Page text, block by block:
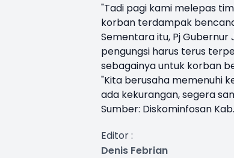
"Tadi pagi kami melepas
korban terdampak
Sementara itu, Pj
pengungsi harus terus
sebagainya untuk korban
"Kita berusaha memenuhi
ada kekurangan, segera
Sumber: Diskominfosan
Editor :
Denis Febrian